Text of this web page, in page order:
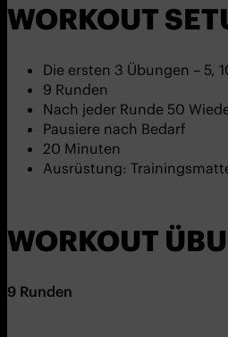
WORKOUT
Die ersten 3 Übungen – 5,
9 Runden
Nach jeder Runde 50
Pausiere nach Bedarf
20 Minuten
Ausrüstung:
WORKOUT
9 Runden